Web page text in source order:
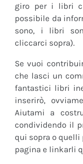
giro per i libri
possibile da
sono, i libri
cliccarci sopra).
Se vuoi
che lasci un
fantastici libri
inserirò,
Aiutami a
condividendo il
qui sopra o
pagina e linkarli